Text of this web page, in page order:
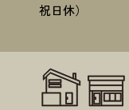
祝日休）